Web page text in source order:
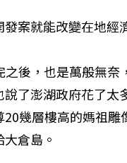
案就能改變在地經
之後，也是萬般無
了澎湖政府花了
幾層樓高的媽祖
倉島。